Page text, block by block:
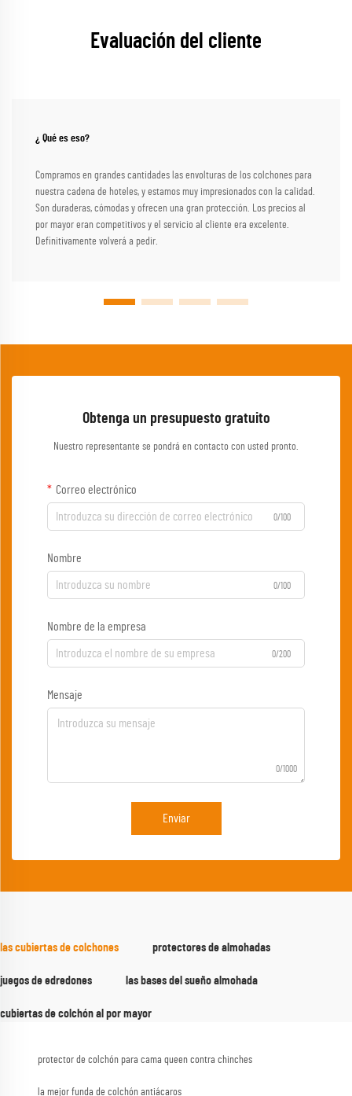
Evaluación del cliente
¿ Qué es eso?
Compramos en grandes cantidades las envolturas de los colchones para
nuestra cadena de hoteles, y estamos muy impresionados con la calidad.
Son duraderas, cómodas y ofrecen una gran protección. Los precios al
por mayor eran competitivos y el servicio al cliente era excelente.
Definitivamente volverá a pedir.
Obtenga un presupuesto gratuito
Nuestro representante se pondrá en contacto con usted pronto.
Correo electrónico
0/100
Nombre
0/100
Nombre de la empresa
0/200
Mensaje
0/1000
Enviar
las cubiertas de colchones protectores de almohadas
juegos de edredones las bases del sueño almohada
cubiertas de colchón al por mayor
protector de colchón para cama queen contra chinches
la mejor funda de colchón antiácaros